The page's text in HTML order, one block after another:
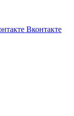
Вконтакте